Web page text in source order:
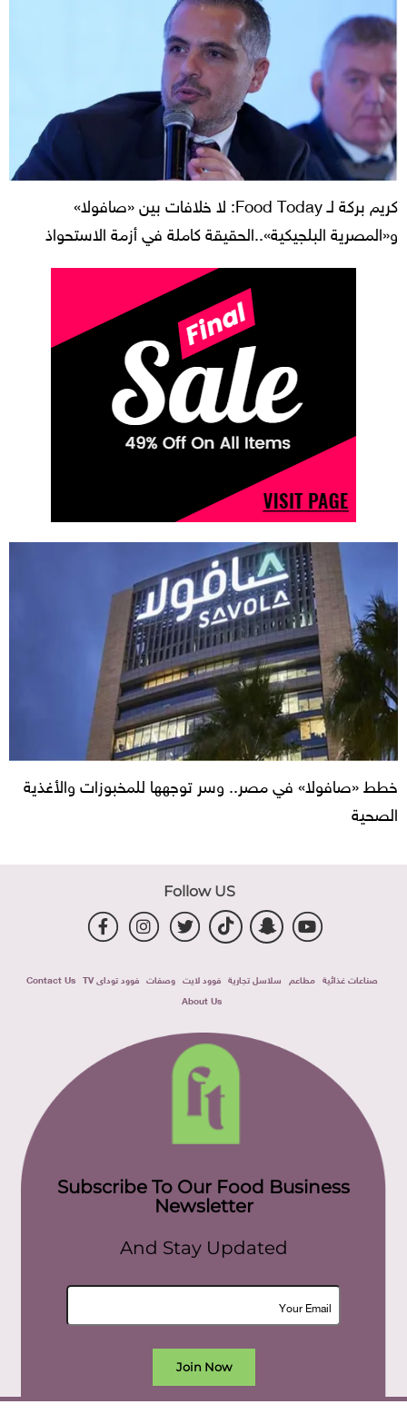
كريم بركة لـ Food Today: لا خلافات بين «صافولا»
و«المصرية البلجيكية»..الحقيقة كاملة في أزمة الاستحواذ
خطط «صافولا» في مصر.. وسر توجهها للمخبوزات والأغذية
الصحية
Follow US
صناعات غذائية مطاعم سلاسل تجارية فوود لايت وصفات فوود توداى TV
Contact Us
About Us
Subscribe To Our Food Business
Newsletter
And Stay Updated
Join Now